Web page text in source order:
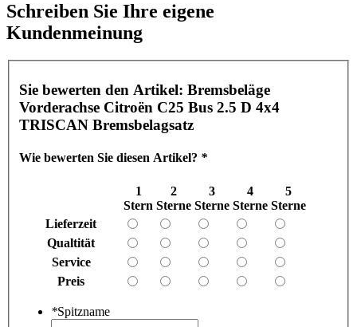
Schreiben Sie Ihre eigene
Kundenmeinung
Sie bewerten den Artikel: Bremsbeläge
Vorderachse Citroën C25 Bus 2.5 D 4x4
TRISCAN Bremsbelagsatz
Wie bewerten Sie diesen Artikel? *
1
Stern
2
Sterne
3
Sterne
4
Sterne
5
Sterne
Lieferzeit
Qualtität
Service
Preis
*Spitzname